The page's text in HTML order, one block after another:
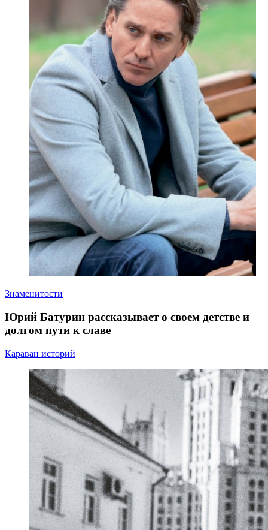
Знаменитости
Юрий Батурин рассказывает о своем детстве и
долгом пути к славе
Караван историй